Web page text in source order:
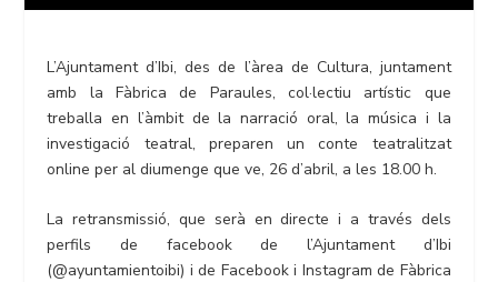
L’Ajuntament d’Ibi, des de l’àrea de Cultura, juntament
amb la Fàbrica de Paraules, col·lectiu artístic que
treballa en l’àmbit de la narració oral, la música i la
investigació teatral, preparen un conte teatralitzat
online per al diumenge que ve, 26 d’abril, a les 18.00 h.
La retransmissió, que serà en directe i a través dels
perfils de facebook de l’Ajuntament d’Ibi
(@ayuntamientoibi) i de Facebook i Instagram de Fàbrica